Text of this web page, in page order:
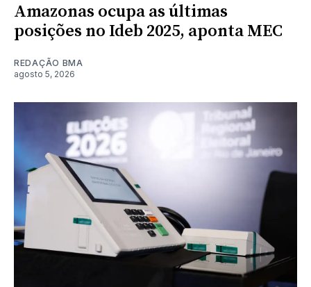
Amazonas ocupa as últimas
posições no Ideb 2025, aponta MEC
REDAÇÃO BMA
agosto 5, 2026